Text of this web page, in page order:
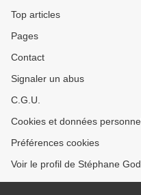
Top articles
Pages
Contact
Signaler un abus
C.G.U.
Cookies et données
Préférences cookies
Voir le profil de Stéphane